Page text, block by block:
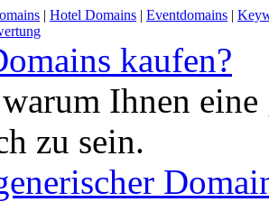
| Hotel Domains | Eventdomains |
kaufen?
Ihnen
zu sein.